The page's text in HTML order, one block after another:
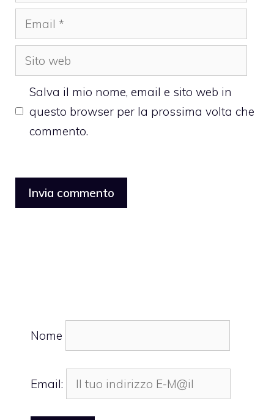
Email
Sito
web
Salva il mio nome, email e sito web in
questo browser per la prossima volta che
commento.
Nome
Email: